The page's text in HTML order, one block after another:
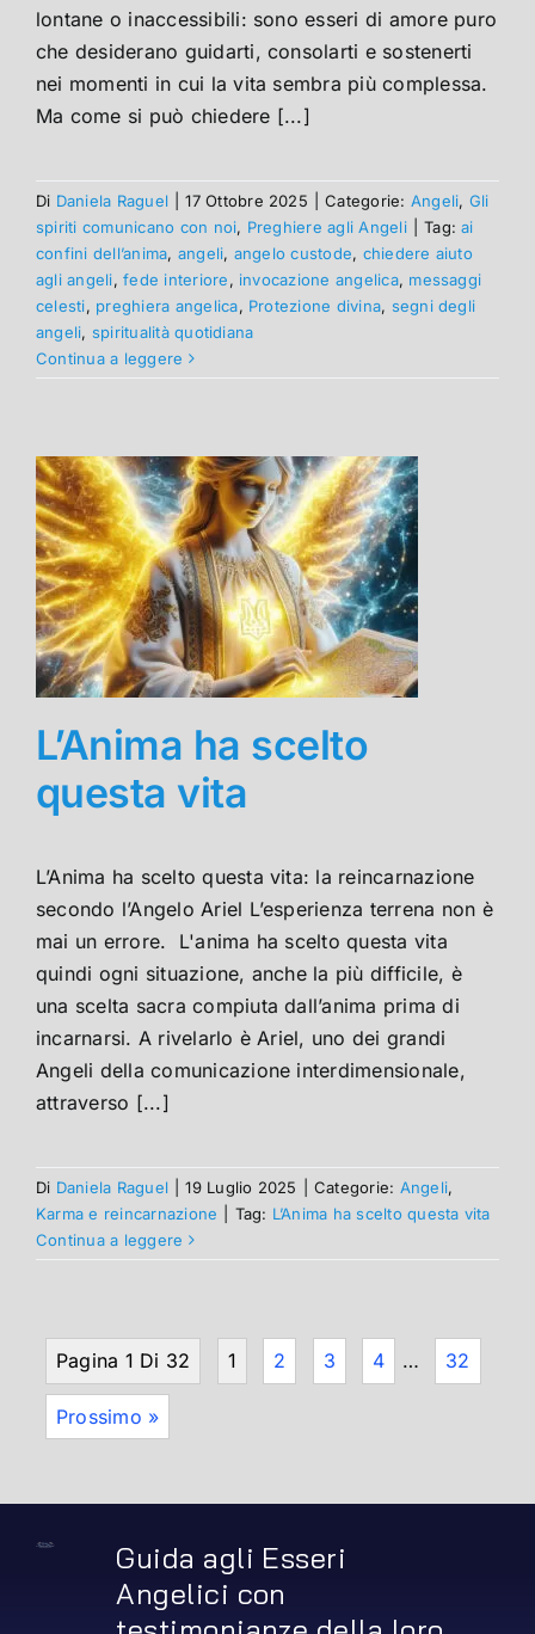
lontane o inaccessibili: sono esseri di amore puro
che desiderano guidarti, consolarti e sostenerti
nei momenti in cui la vita sembra più complessa.
Ma come si può chiedere [...]
Di Daniela Raguel 17 Ottobre 2025 Categorie: Angeli, Gli
spiriti comunicano con noi, Preghiere agli Angeli Tag:ai
confini dell’anima, angeli, angelo custode, chiedere aiuto
agli angeli,fede interiore, invocazione angelica, messaggi
celesti, preghiera angelica, Protezione divina, segni degli
angeli, spiritualità quotidiana
Continua a leggere
L’Anima ha scelto
questa vita
L’Anima ha scelto questa vita: la reincarnazione
secondo l’Angelo Ariel L’esperienza terrena non è
mai un errore. L'anima ha scelto questa vita
quindi ogni situazione, anche la più difficile, è
una scelta sacra compiuta dall’anima prima di
incarnarsi. A rivelarlo è Ariel, uno dei grandi
Angeli della comunicazione interdimensionale,
attraverso [...]
Di Daniela Raguel 19 Luglio 2025 Categorie: Angeli,
Karma e reincarnazione
Tag: L’Anima ha scelto questa vita
Continua a leggere
Pagina 1 Di 32 1 2 3 4 … 32
Prossimo »
Guida agli Esseri
Angelici con